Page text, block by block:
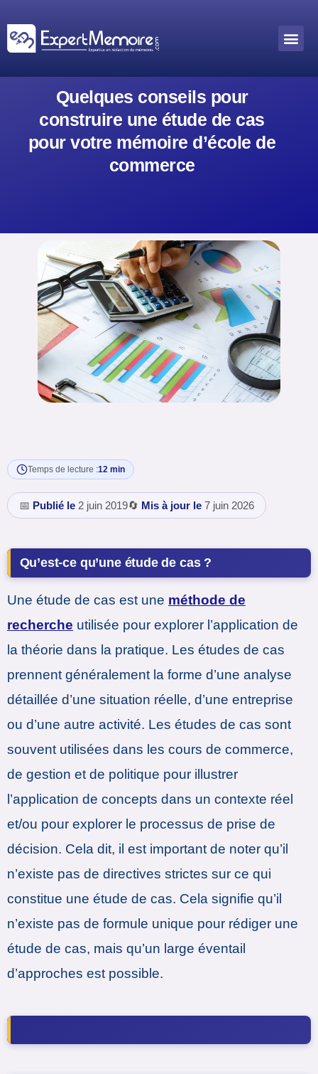
au
contenu
Quelques conseils pour
construire une étude de cas
pour votre mémoire d’école de
commerce
Temps de lecture :12 min
📅 Publié le 2 juin 2019🔄 Mis à jour le 7 juin 2026
Qu’est-ce qu’une étude de cas ?
Une étude de cas est une méthode de
recherche utilisée pour explorer l’application de
la théorie dans la pratique. Les études de cas
prennent généralement la forme d’une analyse
détaillée d’une situation réelle, d’une entreprise
ou d’une autre activité. Les études de cas sont
souvent utilisées dans les cours de commerce,
de gestion et de politique pour illustrer
l’application de concepts dans un contexte réel
et/ou pour explorer le processus de prise de
décision. Cela dit, il est important de noter qu’il
n’existe pas de directives strictes sur ce qui
constitue une étude de cas. Cela signifie qu’il
n’existe pas de formule unique pour rédiger une
étude de cas, mais qu’un large éventail
d’approches est possible.